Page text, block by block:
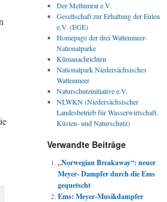
Der Mellumrat e.V.
Gesellschaft zur Erhaltung der Eulen
e.V. (EGE)
Homepage der drei Wattenmeer-
Nationalparke
Klimanachrichten
Nationalpark Niedersächsisches
Wattenmeer
Naturschutzinitiative e.V.
NLWKN (Niedersächsischer
Landesbetrieb für Wasserwirtschaft,
Küsten- und Naturschutz)
Verwandte Beiträge
„Norwegian Breakaway“: neuer
Meyer- Dampfer durch die Ems
gequetscht
Ems: Meyer-Musikdampfer